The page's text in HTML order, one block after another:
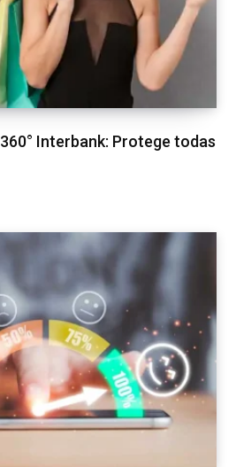
Interbank: Protege todas